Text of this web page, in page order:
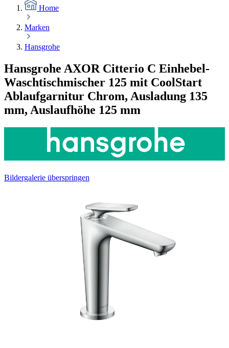
Home
Marken
Hansgrohe
Hansgrohe AXOR Citterio C Einhebel-
Waschtischmischer 125 mit CoolStart
Ablaufgarnitur Chrom, Ausladung 135
mm, Auslaufhöhe 125 mm
Bildergalerie überspringen